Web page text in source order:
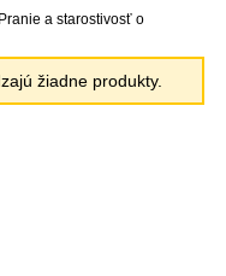
Pranie a starostivosť o
žiadne produkty.